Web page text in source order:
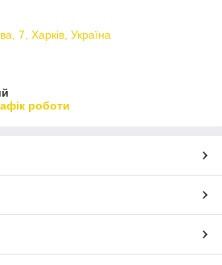
7, Харків, Україна
роботи